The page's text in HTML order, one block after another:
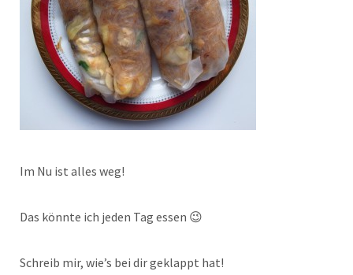
Im Nu ist alles weg!
Das könnte ich jeden Tag essen 😉
Schreib mir, wie’s bei dir geklappt hat!